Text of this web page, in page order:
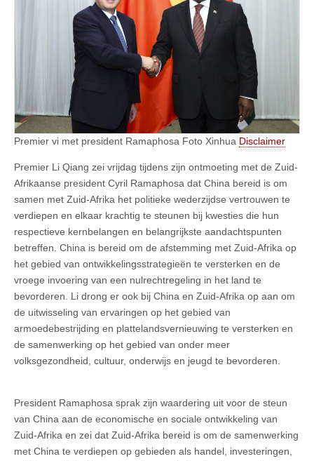
Premier vi met president Ramaphosa Foto Xinhua Disclaimer
Premier Li Qiang zei vrijdag tijdens zijn ontmoeting met de Zuid-
Afrikaanse president Cyril Ramaphosa dat China bereid is om
samen met Zuid-Afrika het politieke wederzijdse vertrouwen te
verdiepen en elkaar krachtig te steunen bij kwesties die hun
respectieve kernbelangen en belangrijkste aandachtspunten
betreffen. China is bereid om de afstemming met Zuid-Afrika op
het gebied van ontwikkelingsstrategieën te versterken en de
vroege invoering van een nulrechtregeling in het land te
bevorderen. Li drong er ook bij China en Zuid-Afrika op aan om
de uitwisseling van ervaringen op het gebied van
armoedebestrijding en plattelandsvernieuwing te versterken en
de samenwerking op het gebied van onder meer
volksgezondheid, cultuur, onderwijs en jeugd te bevorderen.
President Ramaphosa sprak zijn waardering uit voor de steun
van China aan de economische en sociale ontwikkeling van
Zuid-Afrika en zei dat Zuid-Afrika bereid is om de samenwerking
met China te verdiepen op gebieden als handel, investeringen,